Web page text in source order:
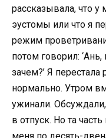
рассказывала, что у
эустомы или что я
режим
потом говорил:
зачем?’ Я
нормально. Утром
ужинали.
в отпуск. Но та